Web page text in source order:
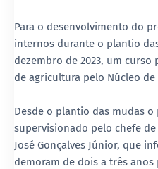
Para o desenvolvimento do
internos durante o plantio
dezembro de 2023, um
de agricultura pelo Núcleo de
Desde o plantio das mudas
supervisionado pelo chefe
José Gonçalves Júnior, que
demoram de dois a três